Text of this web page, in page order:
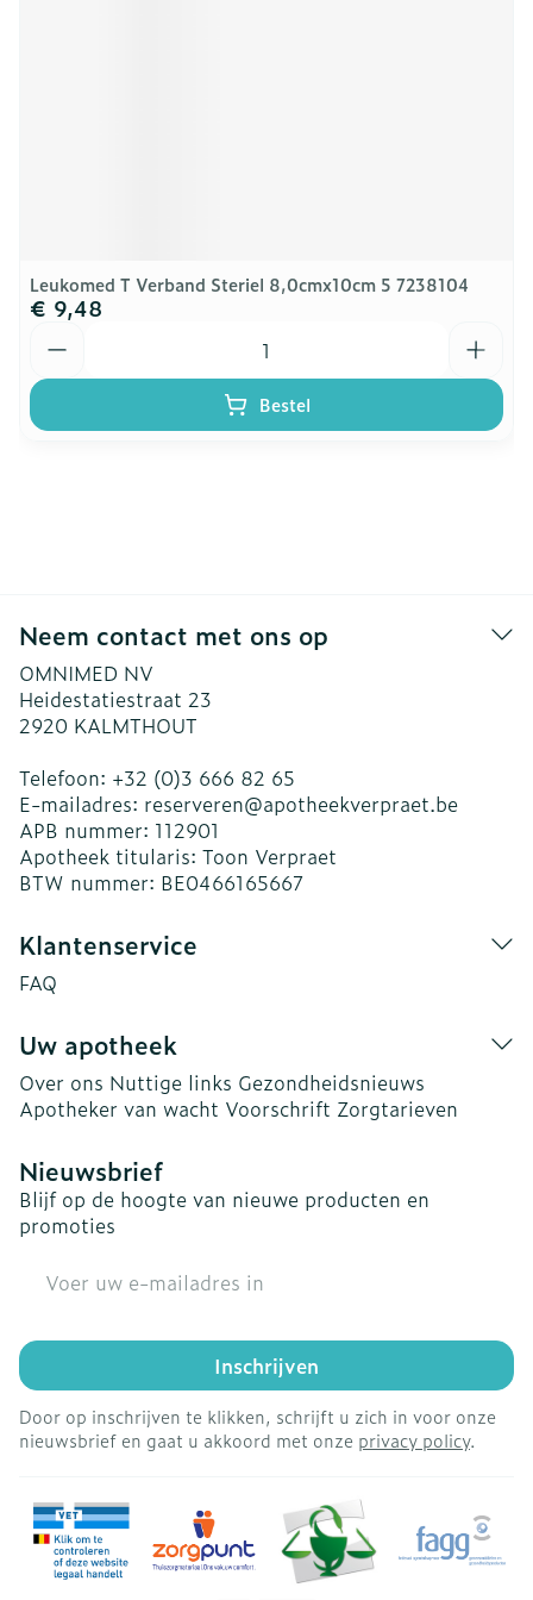
Leukomed T Verband Steriel 8,0cmx10cm 5 7238104
€ 9,48
Bestel
Neem contact met ons op
OMNIMED NV
Heidestatiestraat 23
2920 KALMTHOUT
Telefoon: +32 (0)3 666 82 65
E-mailadres: reserveren@apotheekverpraet.be
APB nummer: 112901
Apotheek titularis: Toon Verpraet
BTW nummer: BE0466165667
Klantenservice
FAQ
Uw apotheek
Over ons Nuttige links Gezondheidsnieuws
Apotheker van wacht Voorschrift Zorgtarieven
Nieuwsbrief
Blijf op de hoogte van nieuwe producten en
promoties
Inschrijven
Door op inschrijven te klikken, schrijft u zich in voor onze
nieuwsbrief en gaat u akkoord met onze privacy policy.